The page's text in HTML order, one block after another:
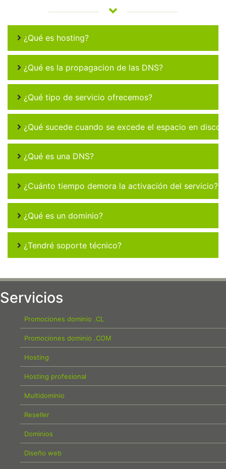
¿Qué es hosting?
¿Qué es la propagacion de las DNS?
¿Qué tipo de servicio ofrecemos?
¿Qué sucede cuando se excede el espacio en disco
¿Qué es una DNS?
¿Cuánto tiempo demora la activación del servicio?
¿Qué es un dominio?
¿Tendré soporte técnico?
Servicios
Promociones dominio .CL
Promociones dominio .COM
Hosting
Hosting profesional
Multidominio
Reseller
Dominios
Diseño web